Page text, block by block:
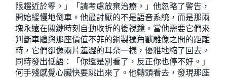
限趨近於零。」「請考慮放棄治療。」他忽略了警告，
開始緩慢地倒車。他最討厭的不是語音系統，而是那兩
塊永遠在關鍵時刻自動收折的後視鏡。當他需要它們來
判斷車體與那座價值不菲的銅製獨角獸雕像之間的距離
時，它們卻像兩片羞澀的耳朵一樣，優雅地縮了回去。
同時發出低語：「你還是別看了，反正你也停不好。」
何手殘感覺心臟快要跳出來了。他轉頭看去，發現那座